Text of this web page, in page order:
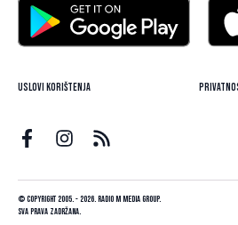
Uslovi korištenja
© Copyright 2005. - 2026. Radio M Media Group.
Sva prava zadržana.